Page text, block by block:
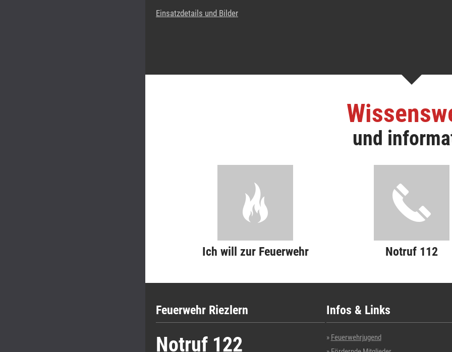
Einsatzdetails und Bilder
und
Ich will zur Feuerwehr Notruf 112
Feuerwehr Riezlern
Notruf 122
Infos & Links
Feuerwehrjugend